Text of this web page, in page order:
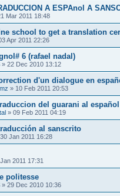
A ESPAnol A
Mar 2011 18:48
school to get a translation
Apr 2011 22:26
6 (rafael nadal)
» 22 Dec 2010 13:12
d'un dialogue en
» 10 Feb 2011 20:53
del guarani al
» 09 Feb 2011 04:19
al sanscrito
30 Jan 2011 16:28
2011 17:31
politesse
» 29 Dec 2010 10:36